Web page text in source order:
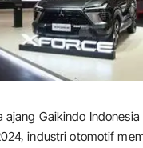
ajang Gaikindo
industri otomotif